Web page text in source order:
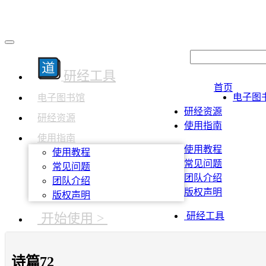
研经工具
电子图书馆
研经资源
使用指南
使用教程
常见问题
团队介绍
版权声明
开始使用 >
首页
电子图
研经资源
使用指南
使用教程
常见问题
团队介绍
版权声明
研经工具
诗篇72